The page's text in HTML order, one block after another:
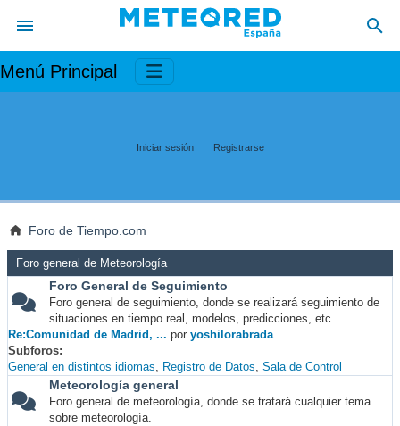
Menú Principal
Iniciar sesión Registrarse
Foro de Tiempo.com
Foro general de Meteorología
Foro General de Seguimiento
Foro general de seguimiento, donde se realizará seguimiento de
situaciones en tiempo real, modelos, predicciones, etc...
Re:Comunidad de Madrid, ... por yoshilorabrada
Subforos
General en distintos idiomas
Registro de Datos Sala de Control
Meteorología general
Foro general de meteorología, donde se tratará cualquier tema
sobre meteorología.